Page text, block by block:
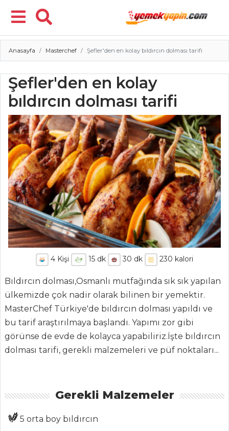
Menü
Medya
Anasayfa Masterchef Şefler'den en kolay bıldırcın dolması tarifi
Şefler'den en kolay
bıldırcın dolması tarifi
4 Kişi 15dk 30 dk 230 kalori
Bıldırcın dolması,Osmanlı mutfağında sık sık yapılan
ülkemizde çok nadir olarak bilinen bir yemektir.
MasterChef Türkiye'de bıldırcın dolması yapıldı ve
bu tarif araştırılmaya başlandı. Yapımı zor gibi
görünse de evde de kolayca yapabiliriz.İşte bıldırcın
dolması tarifi, gerekli malzemeleri ve püf noktaları...
Gerekli Malzemeler
5 orta boy bıldırcın